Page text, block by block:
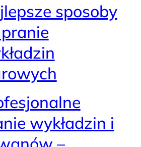
sposoby
wykładzin i